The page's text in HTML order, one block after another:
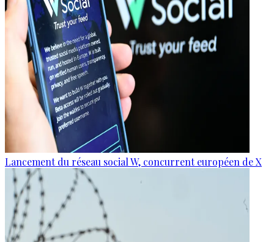
Lancement du réseau social W, concurrent européen de X